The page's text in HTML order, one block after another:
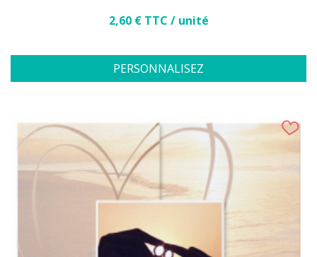
Prix
2,60 € TTC / unité
PERSONNALISEZ